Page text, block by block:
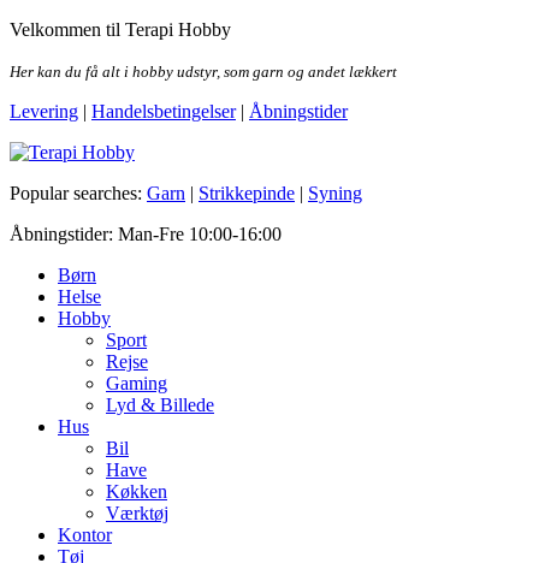
Skip
the
Velkommen til Terapi Hobby
Her kan du få alt i hobby udstyr, som garn og andet lækkert
Levering | Handelsbetingelser| Åbningstider
Terapi Hobby
Popular searches: Garn | Strikkepinde | Syning
Åbningstider: Man-Fre 10:00-16:00
Børn
Helse
Hobby
Sport
Rejse
Gaming
Lyd & Billede
Hus
Bil
Have
Køkken
Værktøj
Kontor
Tøj